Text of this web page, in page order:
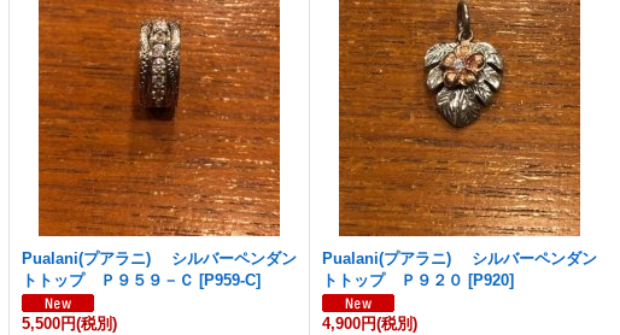
Pualani(プアラニ) シルバーペンダン
トトップ Ｐ９５９－Ｃ [P959-C]
5,500円(税別)
Pualani(プアラニ) シルバーペンダン
トトップ Ｐ９２０ [P920]
4,900円(税別)